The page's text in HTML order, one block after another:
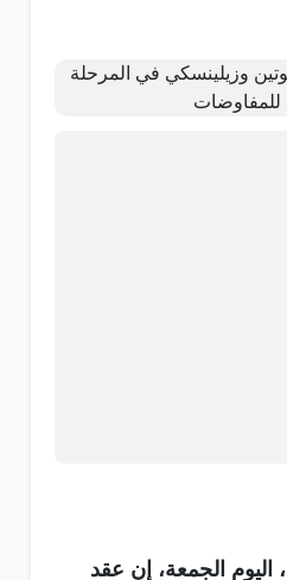
اليوم الجمعة، إن عقد